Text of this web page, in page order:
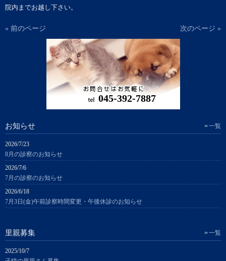
院内までお越し下さい。
« 前のページ 次のページ »
045-392-7887
お知らせ 一覧
2026/7/23
8月の診察のお知らせ
2026/7/6
7月の診察のお知らせ
2026/6/18
7月3日(金)午前診察時間変更・午後休診のお知らせ
里親募集 一覧
2025/10/7